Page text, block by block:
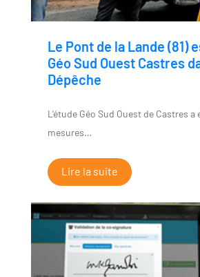
Le Pont de la Lande (81)
Géo Sud Ouest Castres
Dépêche
L'étude Géo Sud Ouest de Castres a
mesures…
Lire la suite